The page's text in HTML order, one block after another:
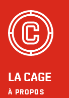
LA CAGE
À PROPOS